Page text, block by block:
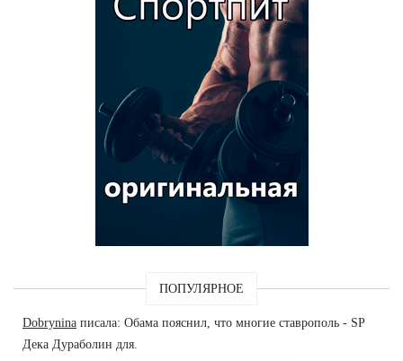
ПОПУЛЯРНОЕ
Dobrynina писала: Обама пояснил, что многие ставрополь - SP
Дека Дураболин для.